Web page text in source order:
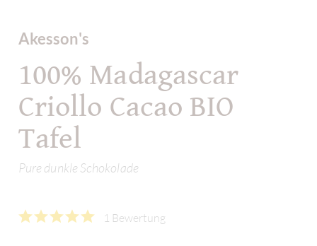
Akesson's
100% Madagascar
Criollo Cacao BIO
Tafel
Pure dunkle Schokolade
1 Bewertung